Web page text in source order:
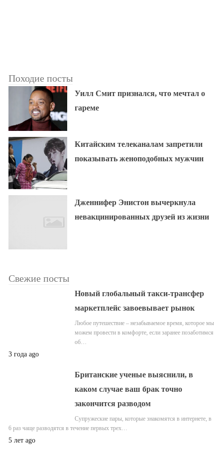
Походие посты
Уилл Смит признался, что мечтал о
гареме
Китайским телеканалам запретили
показывать женоподобных мужчин
Дженнифер Энистон вычеркнула
невакцинированных друзей из жизни
Свежие посты
Новый глобальный такси-трансфер
маркетплейс завоевывает рынок
Любое путешествие – незабываемое время, которое мы
можем провести в комфорте, если заранее позаботимся
об…
3 года ago
Британские ученые выяснили, в
каком случае ваш брак точно
закончится разводом
Супружеские пары, которые знакомятся в интернете, в
6 раз чаще разводятся в течение первых трех…
5 лет ago